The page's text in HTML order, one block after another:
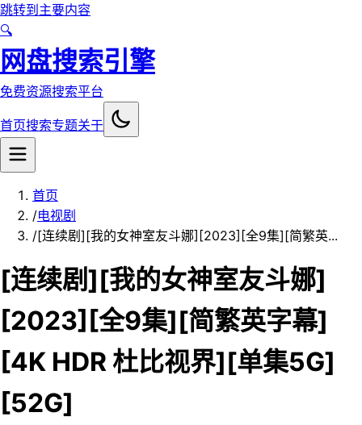
跳转到主要内容
🔍
网盘搜索引擎
免费资源搜索平台
首页搜索专题关于
首页
/电视剧
/[连续剧][我的女神室友斗娜][2023][全9集][简繁英...
[连续剧][我的女神室友斗娜]
[2023][全9集][简繁英字幕]
[4K HDR 杜比视界][单集5G]
[52G]